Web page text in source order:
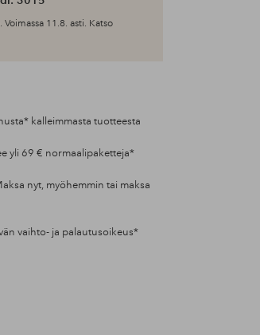
11.8. asti. Katso
kalleimmasta tuotteesta
yli 69 € normaalipaketteja*
nyt, myöhemmin tai maksa
vaihto- ja palautusoikeus*